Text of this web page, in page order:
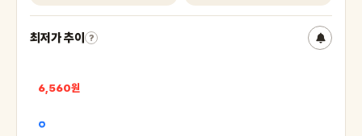
최저가 추이 ?
6,560원